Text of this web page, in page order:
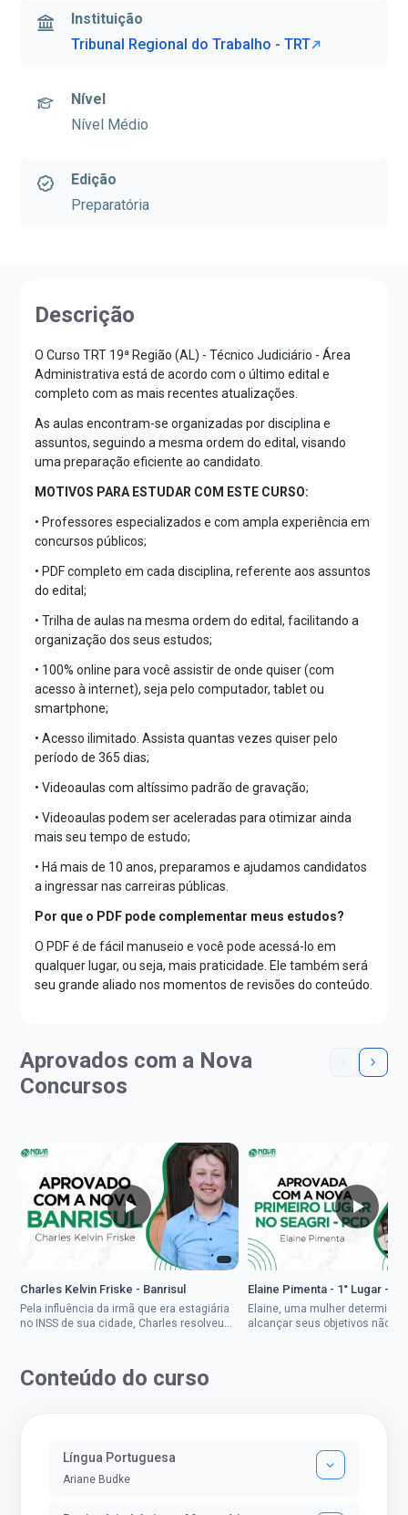
Instituição
Tribunal Regional do Trabalho - TRT
Nível
Nível Médio
Edição
Preparatória
Descrição
O Curso TRT 19ª Região (AL) - Técnico Judiciário - Área
Administrativa está de acordo com o último edital e
completo com as mais recentes atualizações.
As aulas encontram-se organizadas por disciplina e
assuntos, seguindo a mesma ordem do edital, visando
uma preparação eficiente ao candidato.
MOTIVOS PARA ESTUDAR COM ESTE CURSO:
• Professores especializados e com ampla experiência em
concursos públicos;
• PDF completo em cada disciplina, referente aos assuntos
do edital;
• Trilha de aulas na mesma ordem do edital, facilitando a
organização dos seus estudos;
• 100% online para você assistir de onde quiser (com
acesso à internet), seja pelo computador, tablet ou
smartphone;
• Acesso ilimitado. Assista quantas vezes quiser pelo
período de 365 dias;
• Videoaulas com altíssimo padrão de gravação;
• Videoaulas podem ser aceleradas para otimizar ainda
mais seu tempo de estudo;
• Há mais de 10 anos, preparamos e ajudamos candidatos
a ingressar nas carreiras públicas.
Por que o PDF pode complementar meus estudos?
O PDF é de fácil manuseio e você pode acessá-lo em
qualquer lugar, ou seja, mais praticidade. Ele também será
seu grande aliado nos momentos de revisões do conteúdo.
Aprovados com a Nova
Concursos
Charles Kelvin Friske - Banrisul
Pela influência da irmã que era estagiária
no INSS de sua cidade, Charles resolveu
Elaine Pimenta - 1° Lugar -
Elaine, uma mulher
alcançar seus objetivos não
Conteúdo do curso
Língua Portuguesa
Ariane Budke